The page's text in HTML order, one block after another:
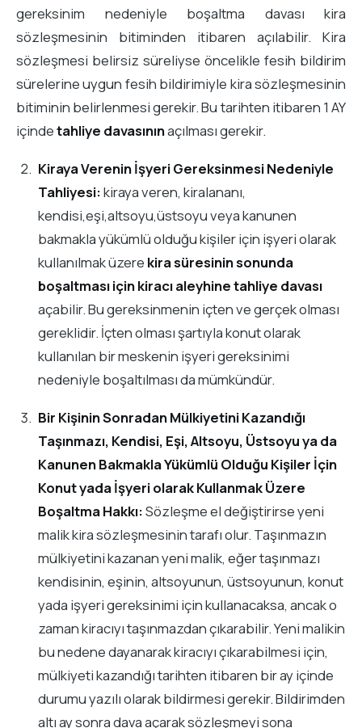
gereksinim nedeniyle boşaltma davası kira
sözleşmesinin bitiminden itibaren açılabilir. Kira
sözleşmesi belirsiz süreliyse öncelikle fesih bildirim
sürelerine uygun fesih bildirimiyle kira sözleşmesinin
bitiminin belirlenmesi gerekir. Bu tarihten itibaren 1 AY
içindetahliye davasınınaçılması gerekir.
Kiraya Verenin İşyeri Gereksinmesi Nedeniyle
Tahliyesi:kiraya veren, kiralananı,
kendisi,eşi,altsoyu,üstsoyu veya kanunen
bakmakla yükümlü olduğu kişiler için işyeri olarak
kullanılmak üzere kira süresinin sonunda
boşaltması için kiracı aleyhine tahliye davası
açabilir. Bu gereksinmenin içten ve gerçek olması
gereklidir. İçten olması şartıyla konut olarak
kullanılan bir meskenin işyeri gereksinimi
nedeniyle boşaltılması da mümkündür.
Bir Kişinin Sonradan Mülkiyetini Kazandığı
Taşınmazı, Kendisi, Eşi, Altsoyu, Üstsoyu ya da
Kanunen Bakmakla Yükümlü Olduğu Kişiler İçin
Konut yada İşyeri olarak Kullanmak Üzere
Boşaltma Hakkı:Sözleşme el değiştirirse yeni
malik kira sözleşmesinin tarafı olur. Taşınmazın
mülkiyetini kazanan yeni malik, eğer taşınmazı
kendisinin, eşinin, altsoyunun, üstsoyunun, konut
yada işyeri gereksinimi için kullanacaksa, ancak o
zaman kiracıyı taşınmazdan çıkarabilir. Yeni malikin
bu nedene dayanarak kiracıyı çıkarabilmesi için,
mülkiyeti kazandığı tarihten itibaren bir ay içinde
durumu yazılı olarak bildirmesi gerekir. Bildirimden
altı ay sonra dava açarak sözleşmeyi sona